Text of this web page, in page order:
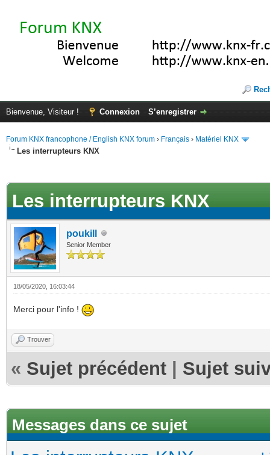
Bienvenue, Visiteur ! Connexion S’enregistrer
Forum KNX francophone / English KNX forum › Français › Matériel KNX
Les interrupteurs KNX
Les interrupteurs KNX
poukill
Senior Member
18/05/2020, 16:03:44
Merci pour l'info !
Trouver
« Sujet précédent Sujet
Messages dans ce sujet